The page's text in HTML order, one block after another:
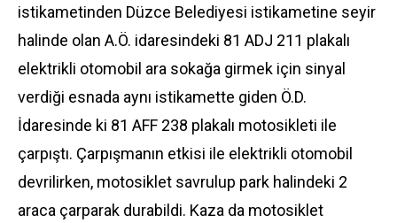
istikametinden Düzce Belediyesi istikametine seyir
halinde olan A.Ö. idaresindeki 81 ADJ 211 plakalı
elektrikli otomobil ara sokağa girmek için sinyal
verdiği esnada aynı istikamette giden Ö.D.
İdaresinde ki 81 AFF 238 plakalı motosikleti ile
çarpıştı. Çarpışmanın etkisi ile elektrikli otomobil
devrilirken, motosiklet savrulup park halindeki 2
araca çarparak durabildi. Kaza da motosiklet